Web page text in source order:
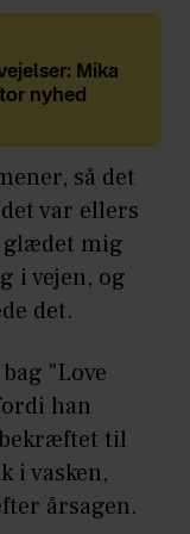
Mika
nyhed
så det
var ellers
glædet mig
i vejen, og
det.
"Love
han
bekræftet til
i vasken,
årsagen.